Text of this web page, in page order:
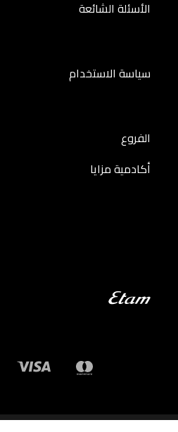
الأسئلة الشائعة
سياسة الاستخدام
الفروع
أكادمية مزايا